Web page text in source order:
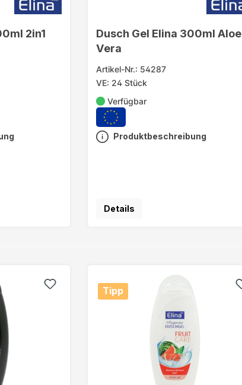
2in1
Dusch Gel Elina 300ml Aloe
Vera
Artikel-Nr.: 54287
VE: 24 Stück
Verfügbar
Produktbeschreibung
Details
Tipp